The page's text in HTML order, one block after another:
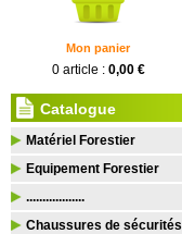
Mon panier
0 article : 0,00 €
Catalogue
Matériel Forestier
Equipement Forestier
..................
Chaussures de sécurités